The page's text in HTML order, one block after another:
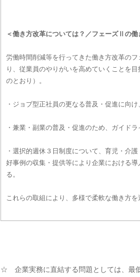
＜働き方改革については？／フェーズⅡの働
労働時間削減等を行ってきた働き方改革の
り、従業員のやりがいを高めていくことを
のとおり）。
・ジョブ型正社員の更なる普及・促進に向
・兼業・副業の普及・促進のため、ガイド
・選択的週休３日制度について、育児・介
好事例の収集・提供等により企業における導
る。
これらの取組により、多様で柔軟な働き方
☆ 企業実務に直結する問題としては、最